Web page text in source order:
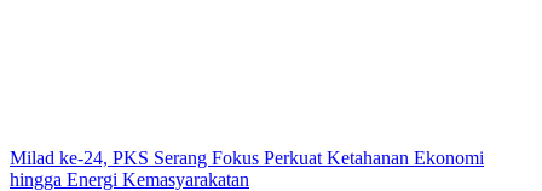
Milad ke-24, PKS Serang Fokus Perkuat Ketahanan Ekonomi
hingga Energi Kemasyarakatan